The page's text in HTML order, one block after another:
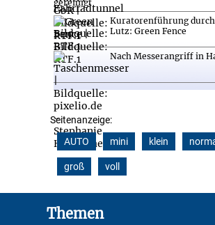
gereinigt
Kuratorenführung durch
Lutz: Green Fence
Nach Messerangriff in
Seitenanzeige:
AUTO
mini klein
groß voll
Themen